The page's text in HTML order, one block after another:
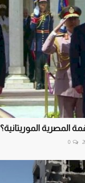
المصرية الموريتانية؟
0